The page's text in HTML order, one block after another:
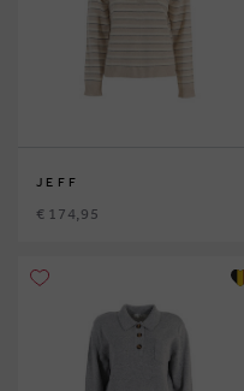
JEFF
€ 174,95